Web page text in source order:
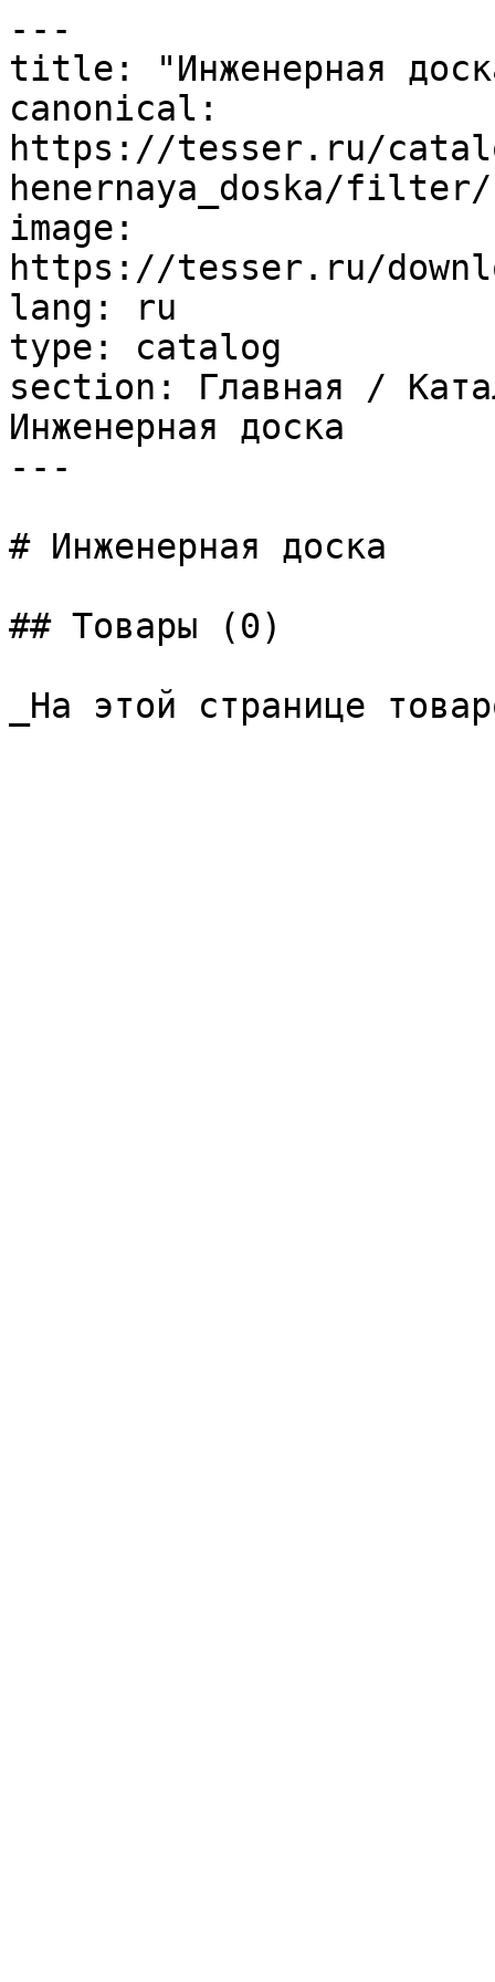
---
title: "Инженерная
canonical:
https://tesser.ru/
henernaya_doska/
image:
https://tesser.ru/
lang: ru
type: catalog
section: Главная /
Инженерная доска
---
# Инженерная доска
## Товары (0)
_На этой странице